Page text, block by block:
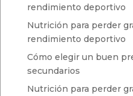
rendimiento deportivo
Nutrición para perder
rendimiento deportivo
Cómo elegir un buen
secundarios
Nutrición para perder